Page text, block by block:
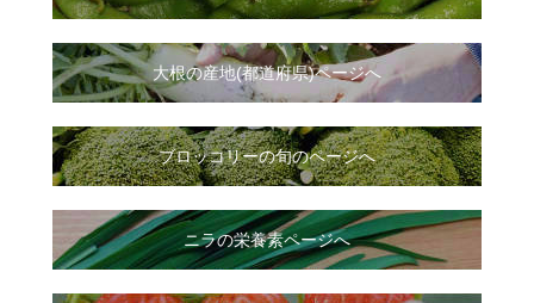
大根の産地(都道府県)ページへ
ブロッコリーの旬のページへ
ニラの栄養素ページへ